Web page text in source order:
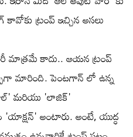
ట్రంప్ ఇచ్చిన అసలు
మాత్రమే కాదు.. ఆయన ట్రంప్
మారింది. పెంటగాన్ లో ఉన్న
మరియు 'లాజిక్'
అంటారు. అంటే, యుద్ధ